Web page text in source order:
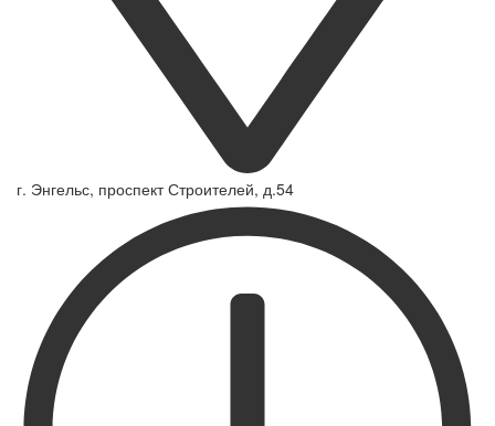
г. Энгельс, проспект Строителей, д.54